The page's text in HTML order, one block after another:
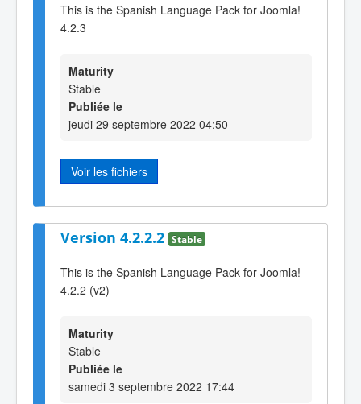
This is the Spanish Language Pack for Joomla!
4.2.3
Maturity
Stable
Publiée le
jeudi 29 septembre 2022 04:50
Voir les fichiers
Version 4.2.2.2 Stable
This is the Spanish Language Pack for Joomla!
4.2.2 (v2)
Maturity
Stable
Publiée le
samedi 3 septembre 2022 17:44